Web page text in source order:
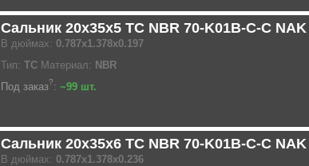
Сальник 20x35x5 TC NBR 70-K01B-C-C NAK
В дюймах: 0.787x1.378x0.197
Тип: TC Материал: NBR
Под заказ?: ~99 шт.
Сальник 20x35x6 TC NBR 70-K01B-C-C NAK
В дюймах: 0.787x1.378x0.236